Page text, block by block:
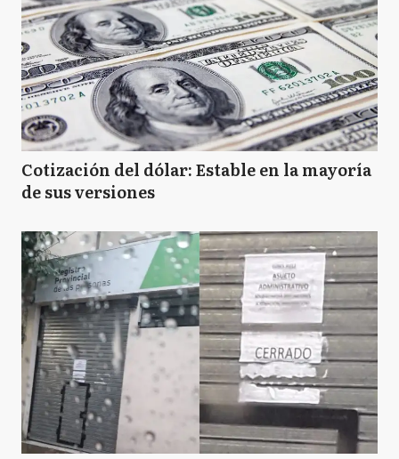
Cotización del dólar: Estable en la mayoría
de sus versiones